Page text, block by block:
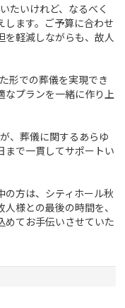
たいけれど、なるべく
します。ご予算に合わせ
軽減しながらも、故人
形での葬儀を実現でき
なプランを一緒に作り上
、葬儀に関するあらゆ
まで一貫してサポートい
の方は、シティホール秋
様との最後の時間を、
めてお手伝いさせていた